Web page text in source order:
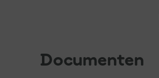
Documenten